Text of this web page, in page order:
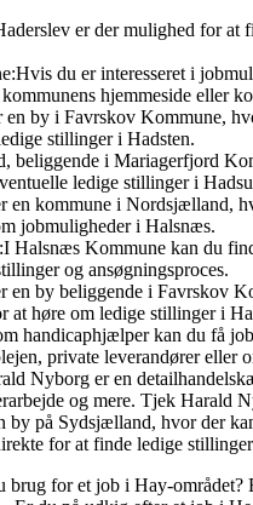
er der mulighed for at
du er interesseret i
hjemmeside eller
en by i Favrskov Kommune,
stillinger i Hadsten.
beliggende i Mariagerfjord
ledige stillinger i
en kommune i Nordsjælland,
jobmuligheder i Halsnæs.
Halsnæs Kommune kan du
og ansøgningsproces.
en by beliggende i Favrskov
at høre om ledige stillinger i
handicaphjælper kan du få
private leverandører eller
Nyborg er en
og mere. Tjek Harald
by på Sydsjælland, hvor der
for at finde ledige
for et job i Hay-området?